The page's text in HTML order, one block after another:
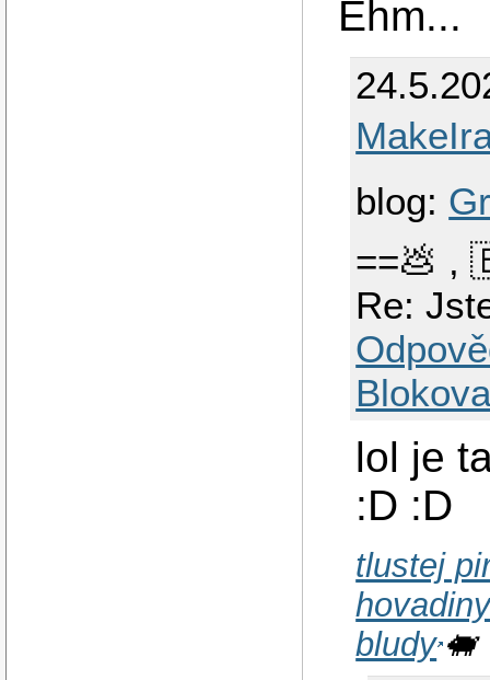
Ehm...
blog:
==💩
Re:
lol je
:D :D
tlustej
bludy 🐖